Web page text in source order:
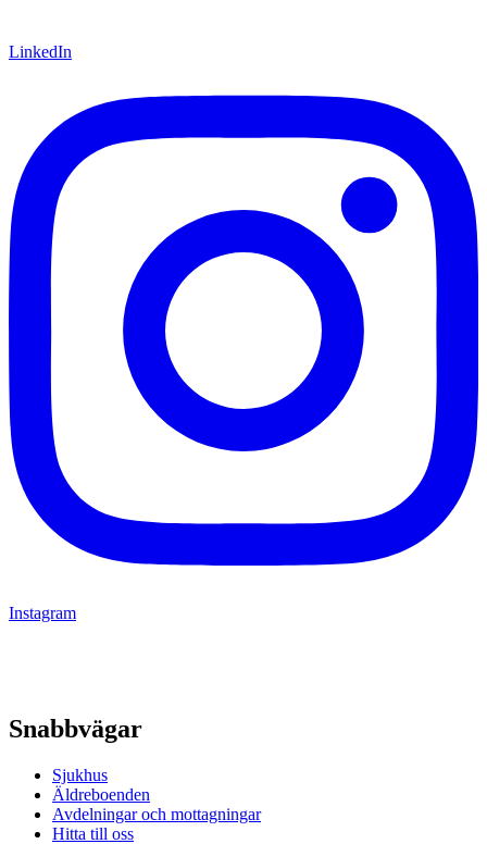
LinkedIn
Instagram
Snabbvägar
Sjukhus
Äldreboenden
Avdelningar och mottagningar
Hitta till oss